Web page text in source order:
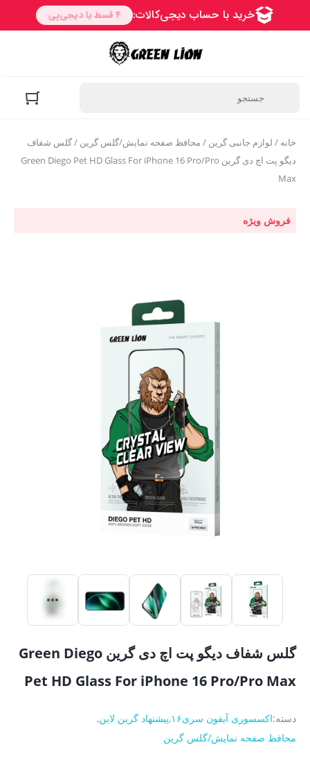
خانه / لوازم جانبی گرین / محافظ صفحه نمایش/گلس گرین / گلس شفاف
دیگو پت اچ دی گرین Green Diego Pet HD Glass For iPhone 16 Pro/Pro
Max
فروش ویژه
گلس شفاف دیگو پت اچ دی گرین Green Diego
Pet HD Glass For iPhone 16 Pro/Pro Max
دسته:اکسسوری آیفون سری۱۶ ,پیشنهاد گرین لاین,
محافظ صفحه نمایش/گلس گرین